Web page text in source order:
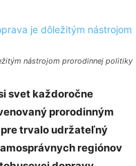
nástrojom prorodinnej politiky
svet každoročne
prorodinným
trvalo udržateľný
regiónov